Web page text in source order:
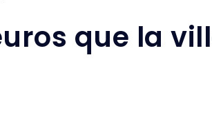
que la